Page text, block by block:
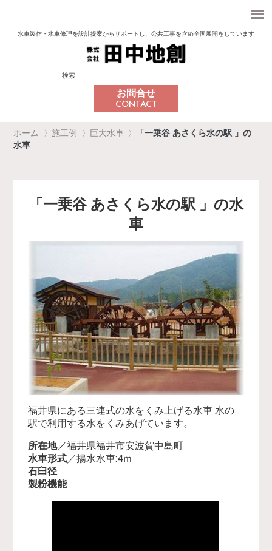
水車製作・水車修理を設計提案からサポートし、 公共工事を含め全国展開をしています
検索
お問合せ
CONTACT
ホーム 〉施工例 〉 巨大水車 〉
「一乗谷 あさくら水の駅 」の
水車
「一乗谷 あさくら水の駅 」の水
車
福井県にある三連式の水をくみ上げる水車 水の
駅で利用する水をくみあげています。
所在地／福井県福井市安波賀中島町
水車形式／揚水水車:4ｍ
石臼径
製粉機能